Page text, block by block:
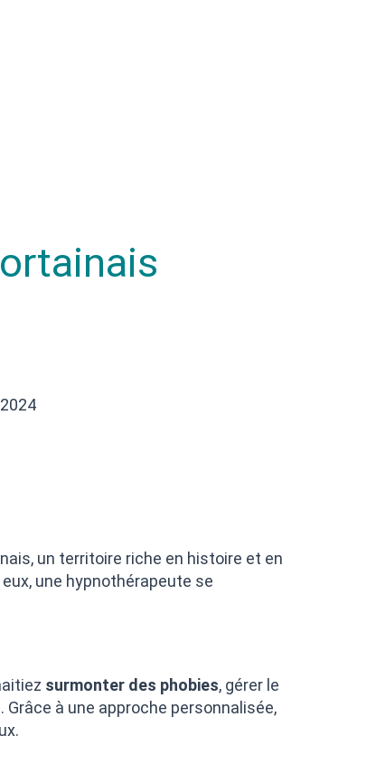
un territoire riche en histoire et en
une hypnothérapeute se
surmonter des phobies, gérer le
à une approche personnalisée,